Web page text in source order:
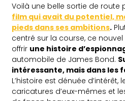
Voilà une belle sortie de route
film qui avait du potentiel,
pieds dans ses ambitions.
centré sur la course, ce
offrir une histoire
automobile de James Bond.
intéressante, mais dans les
L’histoire est dénuée
caricatures d’eux-mêmes et